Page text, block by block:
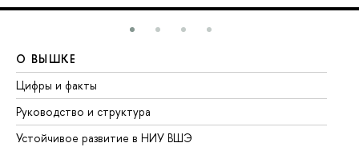
О ВЫШКЕ
Цифры и факты
Руководство и структура
Устойчивое развитие в НИУ ВШЭ